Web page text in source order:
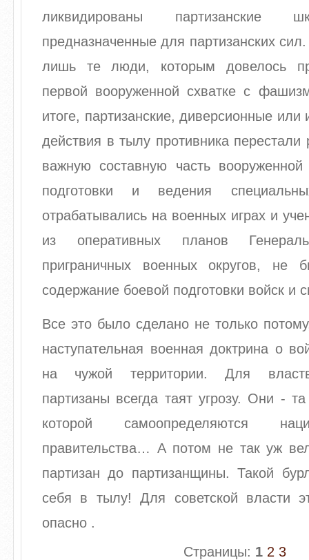
ликвидированы партизанские
предназначенные для партизанских
лишь те люди, которым довелось
первой вооруженной схватке с
итоге, партизанские, диверсионные
действия в тылу противника перестали
важную составную часть
подготовки и ведения
отрабатывались на военных играх и
из оперативных планов
приграничных военных округов, не
содержание боевой подготовки войск и
Все это было сделано не только
наступательная военная доктрина о
на чужой территории. Для
партизаны всегда таят угрозу. Они -
которой самоопределяются
правительства… А потом не так уж
партизан до партизанщины. Такой
себя в тылу! Для советской власти
опасно .
Страницы: 1 2 3